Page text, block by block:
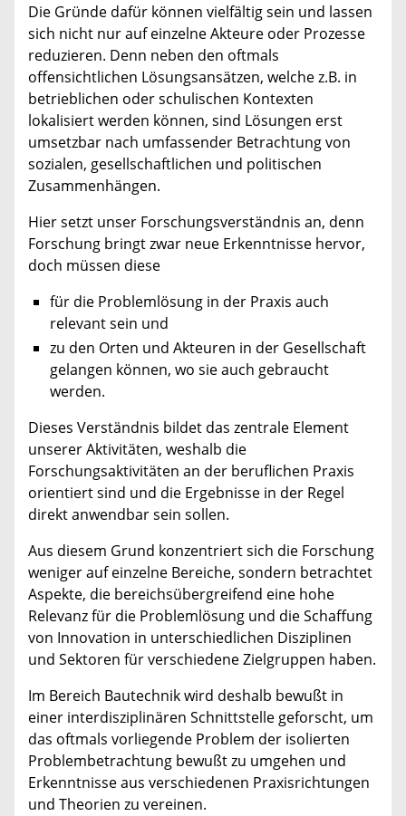
Die Gründe dafür können vielfältig sein und lassen
sich nicht nur auf einzelne Akteure oder Prozesse
reduzieren. Denn neben den oftmals
offensichtlichen Lösungsansätzen, welche z.B. in
betrieblichen oder schulischen Kontexten
lokalisiert werden können, sind Lösungen erst
umsetzbar nach umfassender Betrachtung von
sozialen, gesellschaftlichen und politischen
Zusammenhängen.
Hier setzt unser Forschungsverständnis an, denn
Forschung bringt zwar neue Erkenntnisse hervor,
doch müssen diese
für die Problemlösung in der Praxis auch
relevant sein und
zu den Orten und Akteuren in der Gesellschaft
gelangen können, wo sie auch gebraucht
werden.
Dieses Verständnis bildet das zentrale Element
unserer Aktivitäten, weshalb die
Forschungsaktivitäten an der beruflichen Praxis
orientiert sind und die Ergebnisse in der Regel
direkt anwendbar sein sollen.
Aus diesem Grund konzentriert sich die Forschung
weniger auf einzelne Bereiche, sondern betrachtet
Aspekte, die bereichsübergreifend eine hohe
Relevanz für die Problemlösung und die Schaffung
von Innovation in unterschiedlichen Disziplinen
und Sektoren für verschiedene Zielgruppen haben.
Im Bereich Bautechnik wird deshalb bewußt in
einer interdisziplinären Schnittstelle geforscht, um
das oftmals vorliegende Problem der isolierten
Problembetrachtung bewußt zu umgehen und
Erkenntnisse aus verschiedenen Praxisrichtungen
und Theorien zu vereinen.